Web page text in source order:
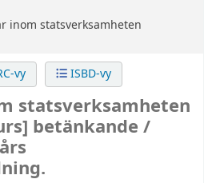
inom statsverksamheten
vy ISBD-vy
statsverksamheten
betänkande /